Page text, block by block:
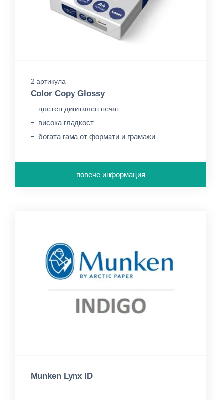
2 артикула
Color Copy Glossy
цветен дигитален печат
висока гладкост
богата гама от формати и грамажи
повече информация
Munken Lynx ID